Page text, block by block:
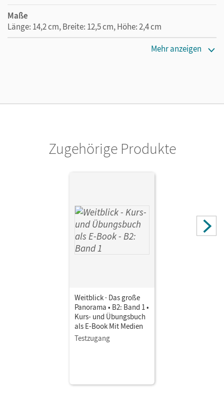
Maße
Länge: 14,2 cm, Breite: 12,5 cm, Höhe: 2,4 cm
Mehr anzeigen
Zugehörige Produkte
Weitblick · Das große
Panorama • B2: Band 1 •
Kurs- und Übungsbuch
als E-Book Mit Medien
Testzugang